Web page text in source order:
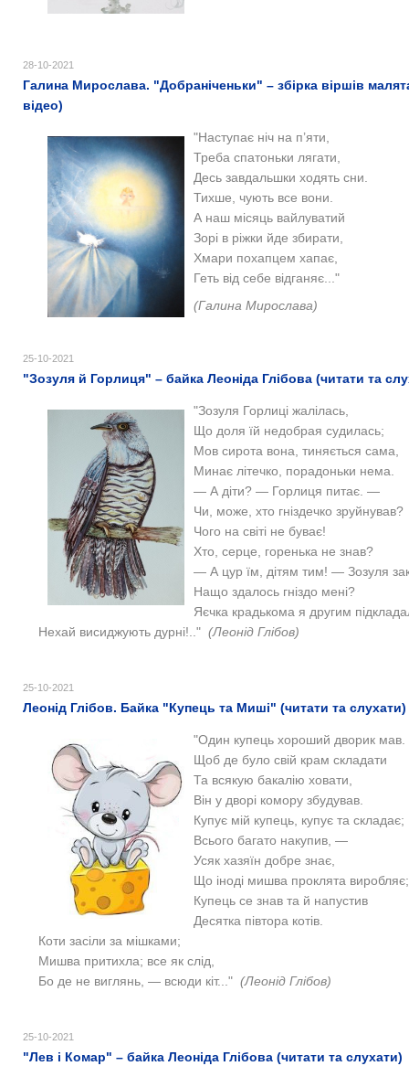
28-10-2021
Галина Мирослава. "Добраніченьки" – збірка віршів
відео)
"Наступає ніч на п’яти,
Треба спатоньки лягати,
Десь завдальшки ходять сни.
Тихше, чують все вони.
А наш місяць вайлуватий
Зорі в ріжки йде збирати,
Хмари похапцем хапає,
Геть від себе відганяє..."
(Галина Мирослава)
25-10-2021
"Зозуля й Горлиця" – байка Леоніда Глібова (читати та
"Зозуля Горлиці жалілась,
Що доля їй недобрая судилась;
Мов сирота вона, тиняється сама,
Минає літечко, порадоньки нема.
— А діти? — Горлиця питає. —
Чи, може, хто гніздечко зруйнував?
Чого на світі не буває!
Хто, серце, горенька не знав?
— А цур їм, дітям тим! — Зозуля
Нащо здалось гніздо мені?
Яєчка крадькома я другим
Нехай висиджують дурні!.." (Леонід Глібов)
25-10-2021
Леонід Глібов. Байка "Купець та Миші" (читати та слухати)
"Один купець хороший дворик мав.
Щоб де було свій крам складати
Та всякую бакалію ховати,
Він у дворі комору збудував.
Купує мій купець, купує та складає;
Всього багато накупив, —
Усяк хазяїн добре знає,
Що іноді мишва проклята виробляє;
Купець се знав та й напустив
Десятка півтора котів.
Коти засіли за мішками;
Мишва притихла; все як слід,
Бо де не виглянь, — всюди кіт..." (Леонід Глібов)
25-10-2021
"Лев і Комар" – байка Леоніда Глібова (читати та слухати)